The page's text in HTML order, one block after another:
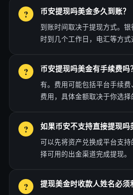
币安提现吗美金多久到账？
到账时间取决于提现方式。
时到几个工作日，电汇等方式
币安提现吗美金有手续费吗
有。费用可能包括平台手续
费用，具体金额取决于你选择
如果币安不支持直接提现吗
可以先将资产兑换成平台支
择可用的出金渠道完成提现。
提现美金时收款人姓名必须